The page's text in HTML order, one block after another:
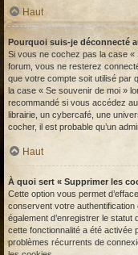
Haut
Pourquoi suis-je déconnecté
Si vous ne cochez pas la case
forum, vous ne resterez
que votre compte soit utilisé par
la case « Se souvenir de moi »
recommandé si vous accédez
librairie, un cybercafé, une
cocher, il est probable qu’un
Haut
À quoi sert « Supprimer les
Cette option vous permet
conservent votre
également d’enregistrer le
cette fonctionnalité a été activée
problèmes récurrents de